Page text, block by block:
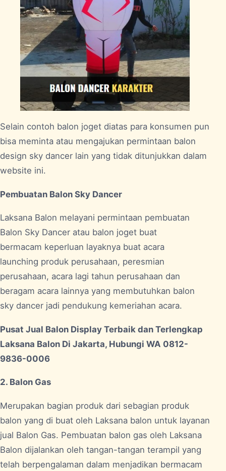
Selain contoh balon joget diatas para konsumen pun
bisa meminta atau mengajukan permintaan balon
design sky dancer lain yang tidak ditunjukkan dalam
website ini.
Pembuatan Balon Sky Dancer
Laksana Balon melayani permintaan pembuatan
Balon Sky Dancer atau balon joget buat
bermacam keperluan layaknya buat acara
launching produk perusahaan, peresmian
perusahaan, acara lagi tahun perusahaan dan
beragam acara lainnya yang membutuhkan balon
sky dancer jadi pendukung kemeriahan acara.
Pusat Jual Balon Display Terbaik dan Terlengkap
Laksana Balon Di Jakarta, Hubungi WA 0812-
9836-0006
2. Balon Gas
Merupakan bagian produk dari sebagian produk
balon yang di buat oleh Laksana balon untuk layanan
jual Balon Gas. Pembuatan balon gas oleh Laksana
Balon dijalankan oleh tangan-tangan terampil yang
telah berpengalaman dalam menjadikan bermacam